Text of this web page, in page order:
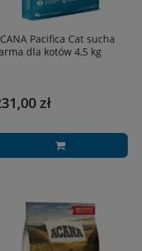
Pacifica Cat sucha
dla kotów 4,5 kg
zł